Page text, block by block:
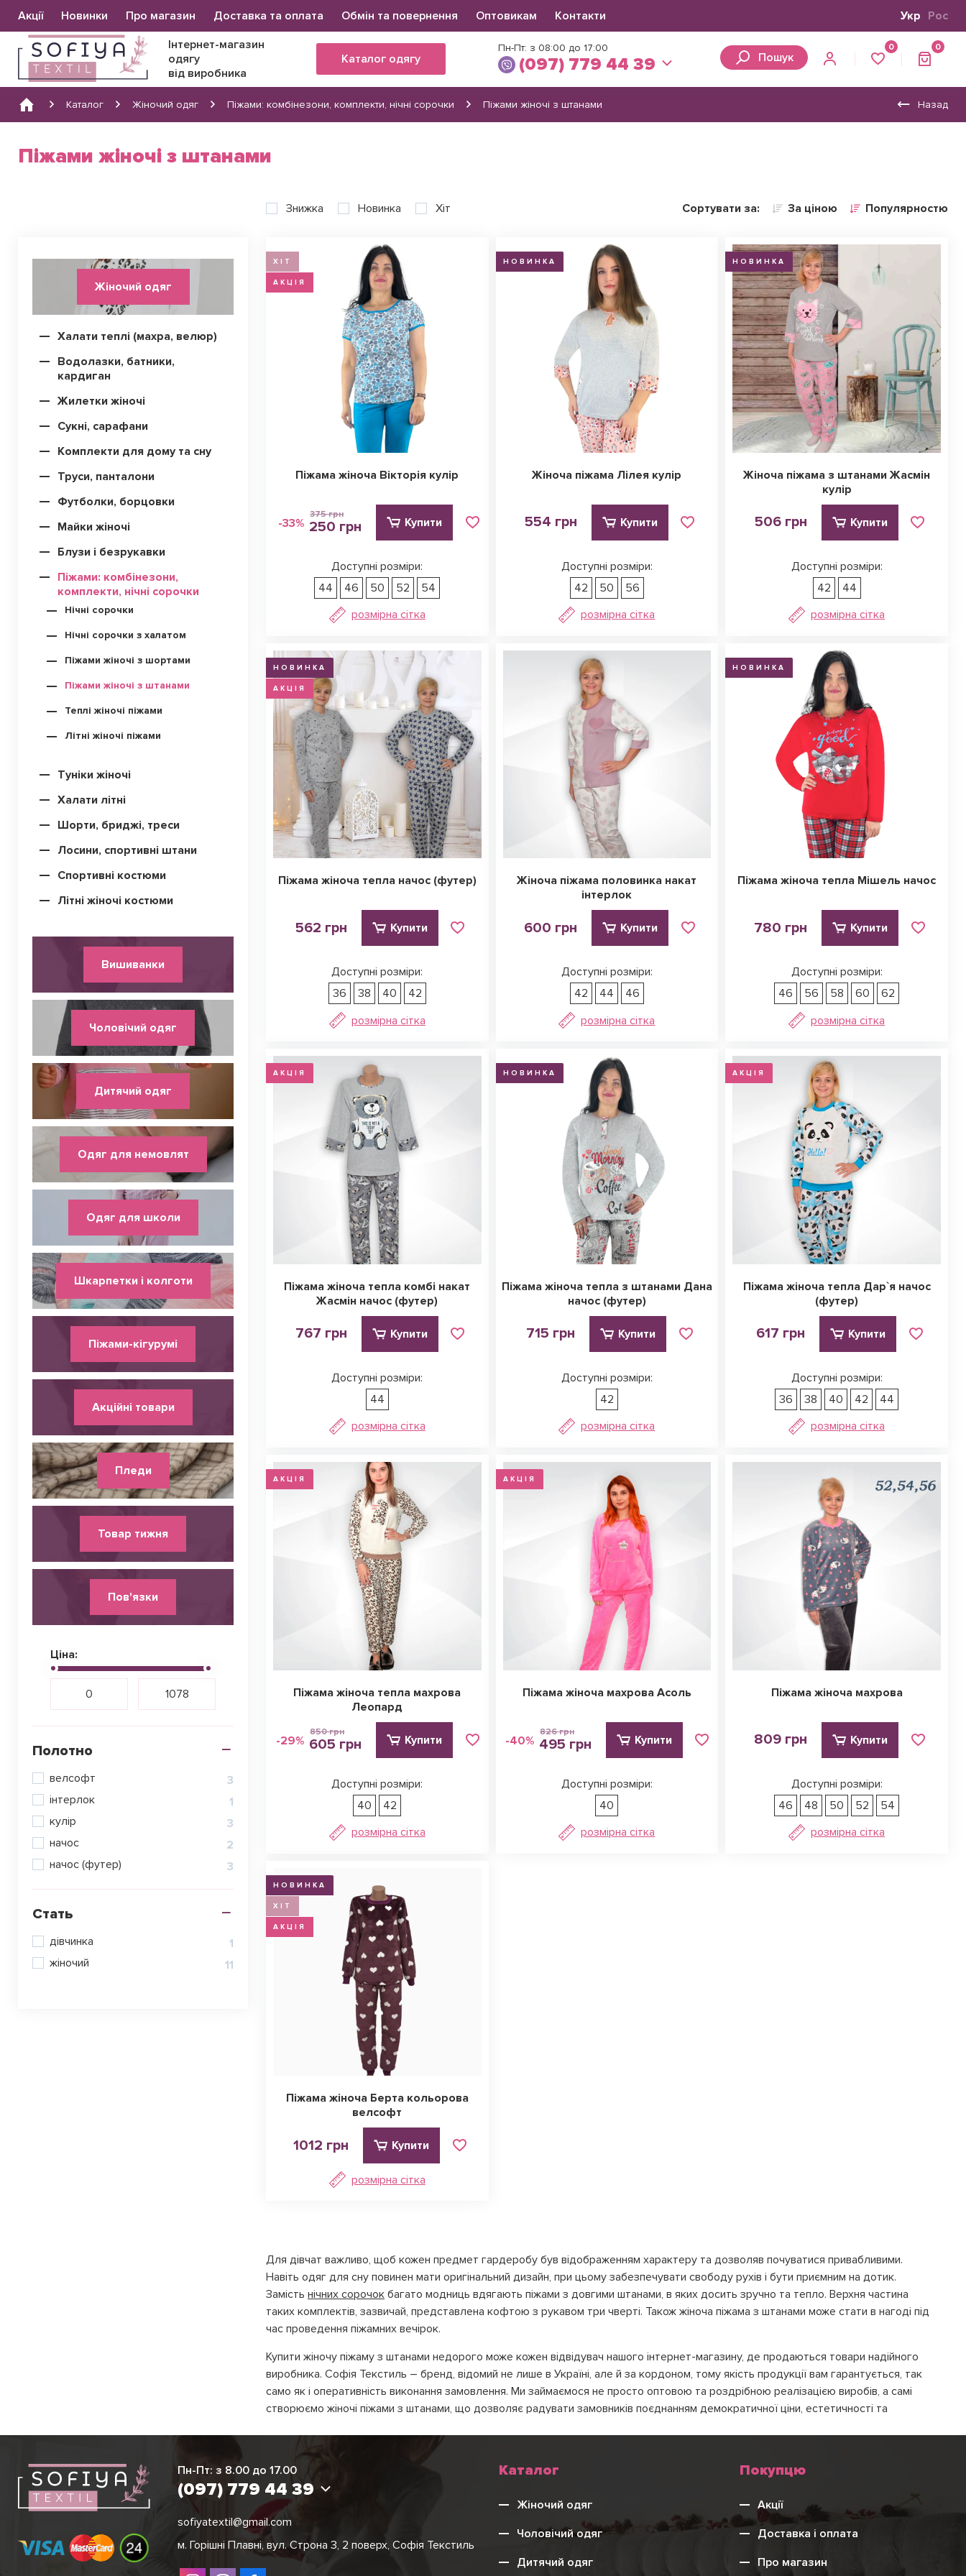
Інтернет-магазин
одягу
від виробника
Укр Рос
Основна
навіґація
Акції Новинки Про магазин Доставка та оплата Обмін та повернення Оптовикам Контакти
Пошук
Пн-Пт: з 08:00 до 17:00
(097) 779 44 39
Каталог одягу
0 0
Каталог Жіночий одяг Піжами: комбінезони, комплекти, нічні сорочки Піжами жіночі з штанами Назад
Піжами жіночі з штанами
Знижка Новинка Хіт Сортувати за: За ціною Популярностю
ХІТ
АКЦІЯ
Піжама жіноча Вікторія кулір
-33%
375 грн
250 грн Купити
Доступні розміри:
44
46 50 52
54
розмірна сітка
НОВИНКА
Жіноча піжама Лілея кулір
554 грн Купити
Доступні розміри:
42
50
56
розмірна сітка
НОВИНКА
Жіноча піжама з штанами Жасмін
кулір
506 грн Купити
Доступні розміри:
42
44
розмірна сітка
НОВИНКА
АКЦІЯ
Піжама жіноча тепла начос (футер)
562 грн Купити
Доступні розміри:
36
38 40
42
розмірна сітка
Жіноча піжама половинка накат
інтерлок
600 грн Купити
Доступні розміри:
42
44
46
розмірна сітка
НОВИНКА
Піжама жіноча тепла Мішель начос
780 грн Купити
Доступні розміри:
46
56 58 60
62
розмірна сітка
АКЦІЯ
Піжама жіноча тепла комбі накат
Жасмін начос (футер)
767 грн Купити
Доступні розміри:
44
розмірна сітка
НОВИНКА
Піжама жіноча тепла з штанами Дана
начос (футер)
715 грн Купити
Доступні розміри:
42
розмірна сітка
АКЦІЯ
Піжама жіноча тепла Дар`я начос
(футер)
617 грн Купити
Доступні розміри:
36
38 40 42
44
розмірна сітка
АКЦІЯ
Піжама жіноча тепла махрова
Леопард
-29%
850 грн
605 грн Купити
Доступні розміри:
40
42
розмірна сітка
АКЦІЯ
Піжама жіноча махрова Асоль
-40%
826 грн
495 грн Купити
Доступні розміри:
40
розмірна сітка
Піжама жіноча махрова
809 грн Купити
Доступні розміри:
46
48 50 52
54
розмірна сітка
НОВИНКА
ХІТ
АКЦІЯ
Піжама жіноча Берта кольорова
велсофт
1012 грн Купити
розмірна сітка
Для дівчат важливо, щоб кожен предмет гардеробу був відображенням характеру та дозволяв почуватися привабливими.
Навіть одяг для сну повинен мати оригінальний дизайн, при цьому забезпечувати свободу рухів і бути приємним на дотик.
Замість нічних сорочок багато модниць вдягають піжами з довгими штанами, в яких досить зручно та тепло. Верхня частина
таких комплектів, зазвичай, представлена кофтою з рукавом три чверті. Також жіноча піжама з штанами може стати в нагоді під
час проведення піжамних вечірок.
Купити жіночу піжаму з штанами недорого може кожен відвідувач нашого інтернет-магазину, де продаються товари надійного
виробника. Софія Текстиль – бренд, відомий не лише в Україні, але й за кордоном, тому якість продукції вам гарантується, так
само як і оперативність виконання замовлення. Ми займаємося не просто оптовою та роздрібною реалізацією виробів, а самі
створюємо жіночі піжами з штанами, що дозволяє радувати замовників поєднанням демократичної ціни, естетичності та
Кому підійде жіноча піжама з штанами?
Вподобання щодо одягу у представниць прекрасної статі, звичайно ж, різні, але важко знайти дівчину, яка б відмовилась
придбати для себе або отримати в подарунок теплу жіночу піжаму з штанами. Обов'язково купити побідне вбрання потрібно тим,
хто:
не полюбляє тісний одяг;
хоче завжди виглядати жіночно;
Ціна:
Полотно
велсофт
3
інтерлок
1
кулір
3
начос
2
начос (футер)
3
Стать
дівчинка
1
жіночий
11
Вишиванки
Жіночий одяг
Халати теплі (махра, велюр)
Водолазки, батники,
кардиган
Жилетки жіночі
Сукні, сарафани
Комплекти для дому та сну
Труси, панталони
Футболки, борцовки
Майки жіночі
Блузи і безрукавки
Піжами: комбінезони,
комплекти, нічні сорочки
Нічні сорочки
Нічні сорочки з халатом
Піжами жіночі з шортами
Піжами жіночі з штанами
Теплі жіночі піжами
Літні жіночі піжами
Туніки жіночі
Халати літні
Шорти, бриджі, треси
Лосини, спортивні штани
Спортивні костюми
Літні жіночі костюми
Чоловічий одяг
Дитячий одяг
Одяг для немовлят
Одяг для школи
Шкарпетки і колготи
Піжами-кігурумі
Акційні товари
Пледи
Товар тижня
Пов'язки
Пн-Пт: з 8.00 до 17.00
(097) 779 44 39
(097) 779 44 39
sofiyatextil@gmail.com
м. Горішні Плавні, вул. Строна 3, 2 поверх, Софія Текстиль
Каталог
Жіночий одяг
Чоловічий одяг
Дитячий одяг
Меню
колонтитулу
Покупцю
Акції
Доставка і оплата
Про магазин